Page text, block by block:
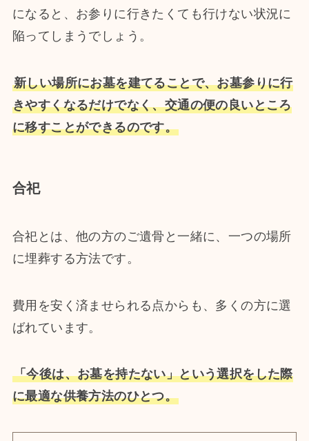
になると、お参りに行きたくても行けない状況に
陥ってしまうでしょう。
新しい場所にお墓を建てることで、お墓参りに行
きやすくなるだけでなく、交通の便の良いところ
に移すことができるのです。
合祀
合祀とは、他の方のご遺骨と一緒に、一つの場所
に埋葬する方法です。
費用を安く済ませられる点からも、多くの方に選
ばれています。
「今後は、お墓を持たない」という選択をした際
に最適な供養方法のひとつ。